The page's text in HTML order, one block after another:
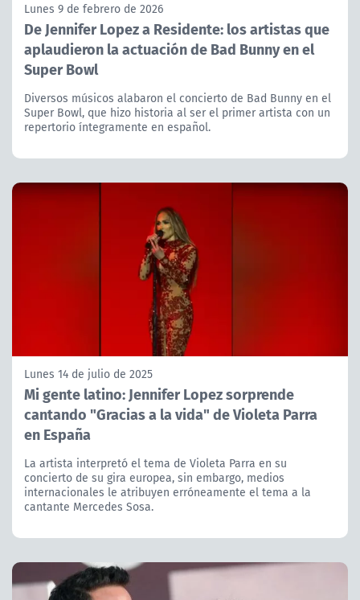
Lunes 9 de febrero de 2026
De Jennifer Lopez a Residente: los artistas que
aplaudieron la actuación de Bad Bunny en el
Super Bowl
Diversos músicos alabaron el concierto de Bad Bunny en el
Super Bowl, que hizo historia al ser el primer artista con un
repertorio íntegramente en español.
Lunes 14 de julio de 2025
Mi gente latino: Jennifer Lopez sorprende
cantando "Gracias a la vida" de Violeta Parra
en España
La artista interpretó el tema de Violeta Parra en su
concierto de su gira europea, sin embargo, medios
internacionales le atribuyen erróneamente el tema a la
cantante Mercedes Sosa.